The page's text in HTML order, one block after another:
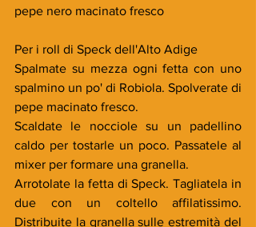
pepe nero macinato fresco
Per i roll di Speck dell'Alto Adige
Spalmate su mezza ogni fetta con uno
spalmino un po' di Robiola. Spolverate di
pepe macinato fresco.
Scaldate le nocciole su un padellino
caldo per tostarle un poco. Passatele al
mixer per formare una granella.
Arrotolate la fetta di Speck. Tagliatela in
due con un coltello affilatissimo.
Distribuite la granella sulle estremità del